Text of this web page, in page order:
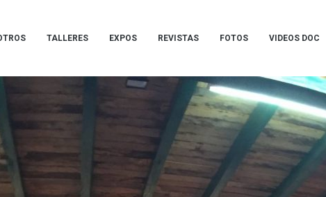
TALLERES EXPOS REVISTAS FOTOS VIDEOS DOC